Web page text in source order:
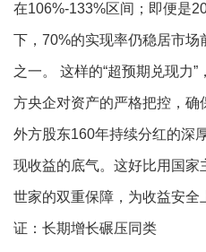
在106%-133%区间；即便是
下，70%的实现率仍稳居市场
之一。 这样的“超预期兑现力
方央企对资产的严格把控，确
外方股东160年持续分红的深
现收益的底气。这好比用国
世家的双重保障，为收益安全
证：长期增长碾压同类